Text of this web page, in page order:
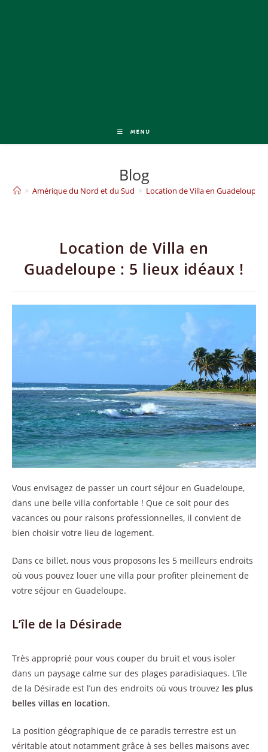
MENU
Blog
> Amérique du Nord et du Sud > Location de Villa en Guadeloupe :
Location de Villa en
Guadeloupe : 5 lieux idéaux !
Vous envisagez de passer un court séjour en Guadeloupe,
dans une belle villa confortable ! Que ce soit pour des
vacances ou pour raisons professionnelles, il convient de
bien choisir votre lieu de logement.
Dans ce billet, nous vous proposons les 5 meilleurs endroits
où vous pouvez louer une villa pour profiter pleinement de
votre séjour en Guadeloupe.
L’île de la Désirade
Très approprié pour vous couper du bruit et vous isoler
dans un paysage calme sur des plages paradisiaques. L’île
de la Désirade est l’un des endroits où vous trouvez les plus
belles villas en location.
La position géographique de ce paradis terrestre est un
véritable atout notamment grâce à ses belles maisons avec